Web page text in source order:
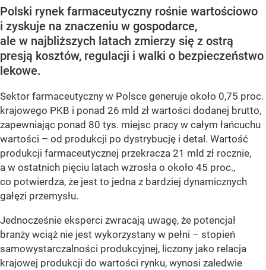
Polski rynek farmaceutyczny rośnie wartościowo
i zyskuje na znaczeniu w gospodarce,
ale w najbliższych latach zmierzy się z ostrą
presją kosztów, regulacji i walki o bezpieczeństwo
lekowe.
Sektor farmaceutyczny w Polsce generuje około 0,75 proc.
krajowego PKB i ponad 26 mld zł wartości dodanej brutto,
zapewniając ponad 80 tys. miejsc pracy w całym łańcuchu
wartości – od produkcji po dystrybucję i detal. Wartość
produkcji farmaceutycznej przekracza 21 mld zł rocznie,
a w ostatnich pięciu latach wzrosła o około 45 proc.,
co potwierdza, że jest to jedna z bardziej dynamicznych
gałęzi przemysłu.
Jednocześnie eksperci zwracają uwagę, że potencjał
branży wciąż nie jest wykorzystany w pełni – stopień
samowystarczalności produkcyjnej, liczony jako relacja
krajowej produkcji do wartości rynku, wynosi zaledwie